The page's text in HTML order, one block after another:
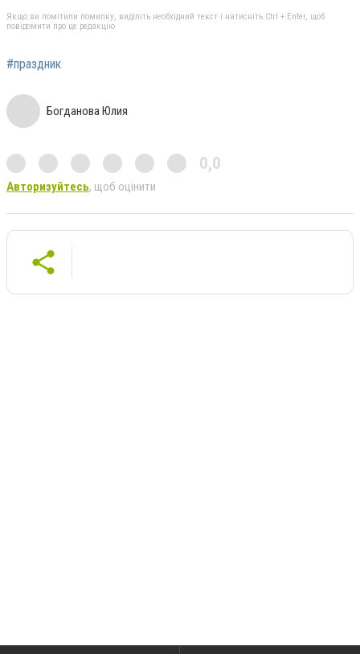
Якщо ви помітили помилку, виділіть необхідний текст і натисніть Ctrl + Enter, щоб
повідомити про це редакцію
#праздник
Богданова Юлия
0,0
Авторизуйтесь, щоб оцінити